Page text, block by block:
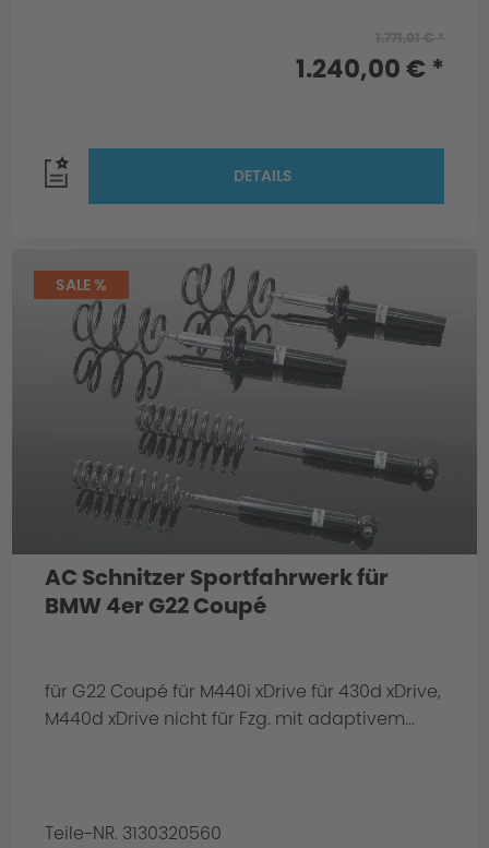
1.240,00 € *
DETAILS
SALE %
AC Schnitzer Sportfahrwerk für
BMW 4er G22 Coupé
für G22 Coupé für M440i xDrive für 430d xDrive,
M440d xDrive nicht für Fzg. mit adaptivem...
Teile-NR. 3130320560